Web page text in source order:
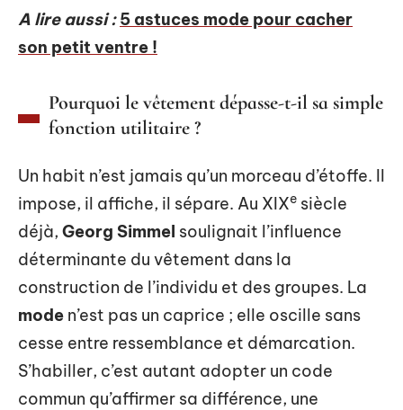
A lire aussi : 5 astuces mode pour cacher
son petit ventre !
Pourquoi le vêtement dépasse-t-il sa simple
fonction utilitaire ?
Un habit n’est jamais qu’un morceau d’étoffe. Il
impose, il affiche, il sépare. Au XIXe siècle
déjà, Georg Simmel soulignait l’influence
déterminante du vêtement dans la
construction de l’individu et des groupes. La
mode n’est pas un caprice ; elle oscille sans
cesse entre ressemblance et démarcation.
S’habiller, c’est autant adopter un code
commun qu’affirmer sa différence, une